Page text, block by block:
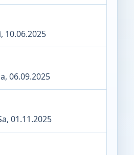
10.06.2025
06.09.2025
01.11.2025